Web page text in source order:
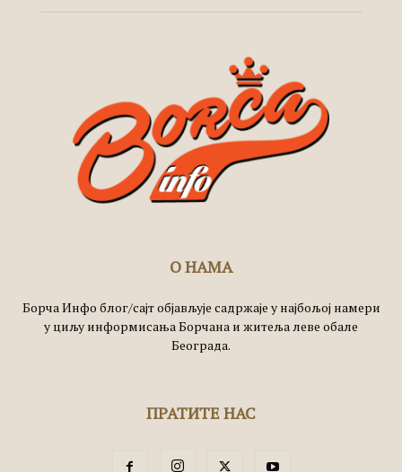
О НАМА
Борча Инфо блог/сајт објављује садржаје у најбољој намери
у циљу информисања Борчана и житеља леве обале
Београда.
ПРАТИТЕ НАС